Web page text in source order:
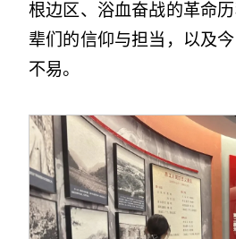
根边区、浴血奋战的革命
辈们的信仰与担当，以及
不易。